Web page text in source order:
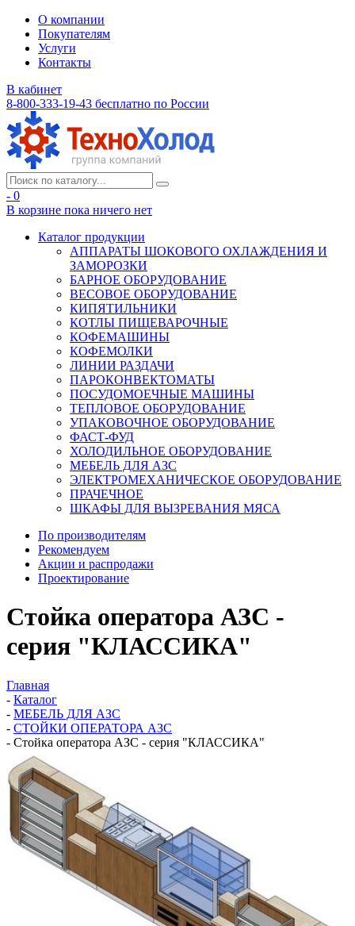
О компании
Покупателям
Услуги
Контакты
В кабинет
8-800-333-19-43 бесплатно по России
- 0
В корзине пока ничего нет
Каталог продукции
АППАРАТЫ ШОКОВОГО ОХЛАЖДЕНИЯ И
ЗАМОРОЗКИ
БАРНОЕ ОБОРУДОВАНИЕ
ВЕСОВОЕ ОБОРУДОВАНИЕ
КИПЯТИЛЬНИКИ
КОТЛЫ ПИЩЕВАРОЧНЫЕ
КОФЕМАШИНЫ
КОФЕМОЛКИ
ЛИНИИ РАЗДАЧИ
ПАРОКОНВЕКТОМАТЫ
ПОСУДОМОЕЧНЫЕ МАШИНЫ
ТЕПЛОВОЕ ОБОРУДОВАНИЕ
УПАКОВОЧНОЕ ОБОРУДОВАНИЕ
ФАСТ-ФУД
ХОЛОДИЛЬНОЕ ОБОРУДОВАНИЕ
МЕБЕЛЬ ДЛЯ АЗС
ЭЛЕКТРОМЕХАНИЧЕСКОЕ ОБОРУДОВАНИЕ
ПРАЧЕЧНОЕ
ШКАФЫ ДЛЯ ВЫЗРЕВАНИЯ МЯСА
По производителям
Рекомендуем
Акции и распродажи
Проектирование
Стойка оператора АЗС -
серия "КЛАССИКА"
Главная
- Каталог
- МЕБЕЛЬ ДЛЯ АЗС
- СТОЙКИ ОПЕРАТОРА АЗС
- Стойка оператора АЗС - серия "КЛАССИКА"